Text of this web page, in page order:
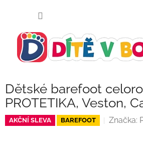
Dětské barefoot
PROTETIKA, Veston,
AKČNÍ SLEVA BAREFOOT Značka: